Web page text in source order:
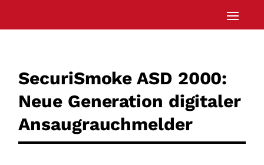
SecuriSmoke ASD 2000:
Neue Generation digitaler
Ansaugrauchmelder